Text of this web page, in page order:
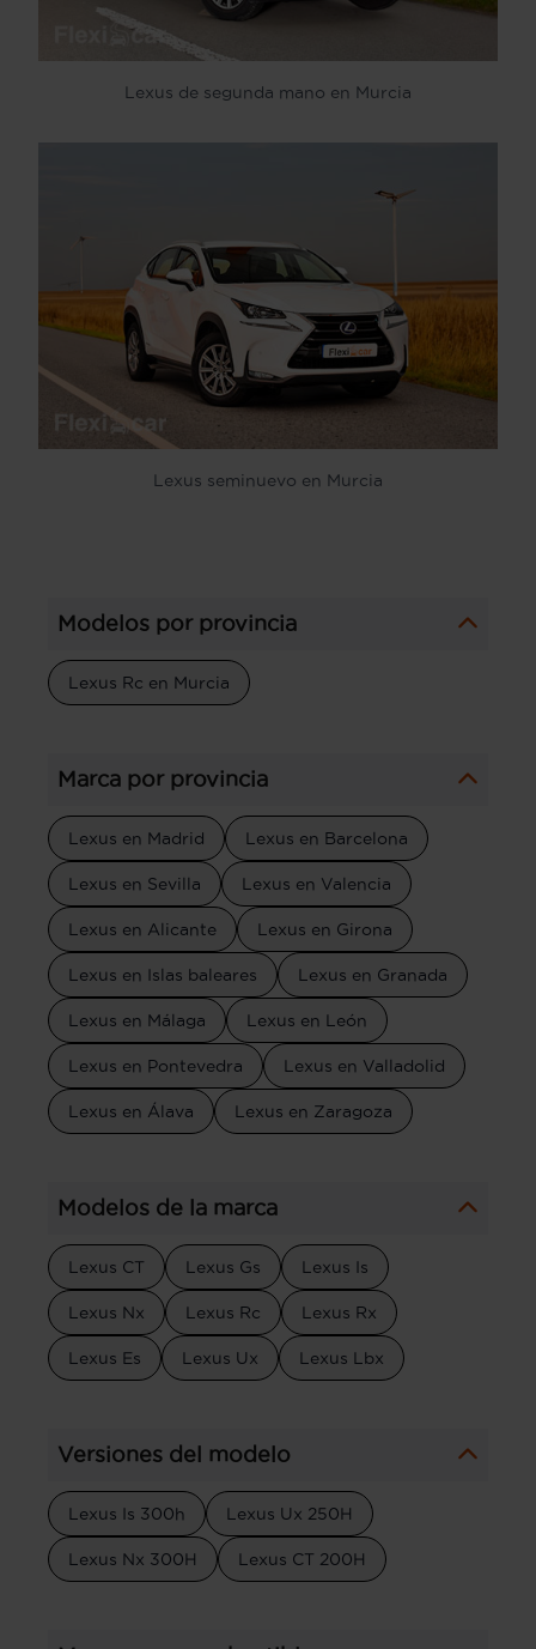
Lexus de segunda mano en Murcia
Lexus seminuevo en Murcia
Modelos por provincia
Lexus Rc en Murcia
Marca por provincia
Lexus en Madrid Lexus en Barcelona
Lexus en Sevilla Lexus en Valencia
Lexus en Alicante Lexus en Girona
Lexus en Islas baleares Lexus en Granada
Lexus en Málaga Lexus en León
Lexus en Pontevedra Lexus en Valladolid
Lexus en Álava Lexus en Zaragoza
Modelos de la marca
Lexus CT Lexus Gs Lexus Is
Lexus Nx Lexus Rc Lexus Rx
Lexus Es Lexus Ux Lexus Lbx
Versiones del modelo
Lexus Is 300h Lexus Ux 250H
Lexus Nx 300H Lexus CT 200H